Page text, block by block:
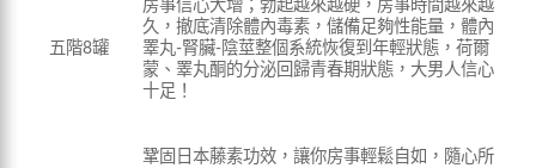
五階8罐
房事信心大增；勃起越來越硬，房事時間越來越
久，撤底清除體內毒素，儲備足夠性能量，體內
睪丸-腎臟-陰莖整個系統恢復到年輕狀態，荷爾
蒙、睪丸酮的分泌回歸青春期狀態，大男人信心
十足！
鞏固日本藤素功效，讓你房事輕鬆自如，隨心所